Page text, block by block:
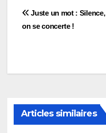
Navigation
Juste un mot : Silence,
on se concerte !
Articles similaires